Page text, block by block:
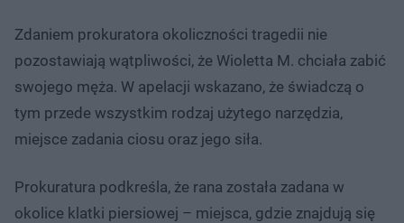
Zdaniem prokuratora okoliczności tragedii nie
pozostawiają wątpliwości, że Wioletta M. chciała zabić
swojego męża. W apelacji wskazano, że świadczą o
tym przede wszystkim rodzaj użytego narzędzia,
miejsce zadania ciosu oraz jego siła.
Prokuratura podkreśla, że rana została zadana w
okolice klatki piersiowej – miejsca, gdzie znajdują się